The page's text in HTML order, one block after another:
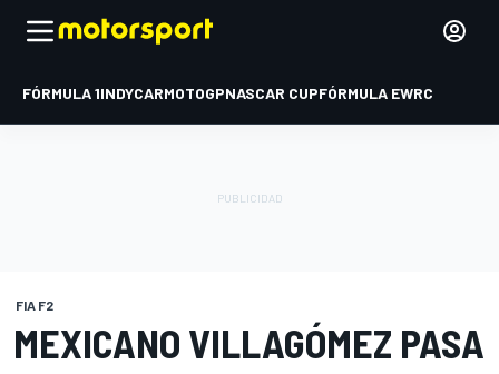
FÓRMULA 1INDYCARMOTOGPNASCAR CUPFÓRMULA EWRC
FIA F2
MEXICANO VILLAGÓMEZ PASA